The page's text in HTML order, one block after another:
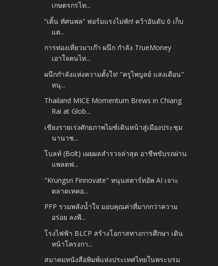
เกษตรกรไท...
“เติ้น ทัศนพล” ฟอร์มแรงไม่พัก! คว้าอันดับ 6 เก็บ
แต...
การท่องเที่ยวมาเก๊า ผนึก กำลัง TrueMoney
เอาใจคนไท...
ผนึกกำลังแห่งความตั้งใจ! "ครูไพบูลย์ แสงเดือน"
หนุ...
Thailand MICE Momentum Brews in Chiang
Rai at Glob...
เชียงรายเร่งศักยภาพไมซ์เดินหน้าสู่เมืองประชุม
นานาช...
โบลท์ (Bolt) เผยผลสำรวจล่าสุด อาชีพขับรถผ่าน
แพลตฟ...
"Krungsri Finnovate" หนุนสตาร์ทอัพ AI เจาะ
ตลาดเทคอ...
PFP รวมพลังน้ำใจ มอบคุณค่าที่มากกว่าความ
อร่อย ลงพื...
โรงไฟฟ้า BLCP สร้างโอกาสทางการศึกษา เดิน
หน้าโครงกา...
สมาคมหนังสือพิมพ์แห่งประเทศไทยในพระบรม